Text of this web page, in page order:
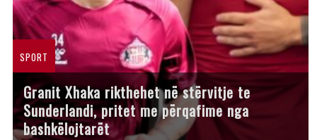
SPORT
Granit Xhaka rikthehet në stërvitje te
Sunderlandi, pritet me përqafime nga
bashkëlojtarët